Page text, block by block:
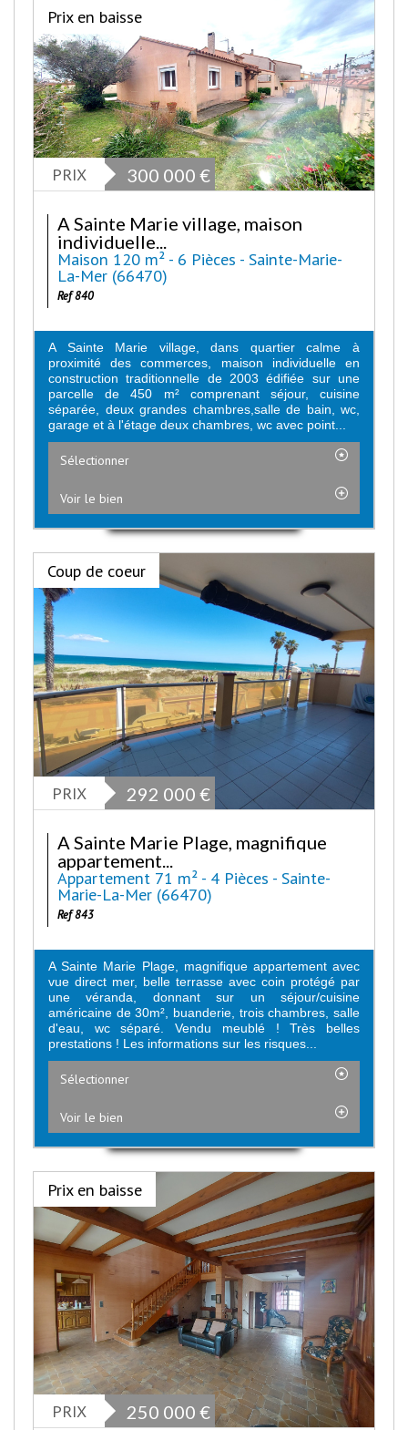
Prix en baisse
PRIX 300 000 €
A Sainte Marie village, maison
individuelle...
Maison 120 m² - 6 Pièces - Sainte-Marie-
La-Mer (66470)
Ref 840
A Sainte Marie village, dans quartier calme à
proximité des commerces, maison individuelle en
construction traditionnelle de 2003 édifiée sur une
parcelle de 450 m² comprenant séjour, cuisine
séparée, deux grandes chambres,salle de bain, wc,
garage et à l'étage deux chambres, wc avec point...
Sélectionner
Voir le bien
Coup de coeur
PRIX 292 000 €
A Sainte Marie Plage, magnifique
appartement...
Appartement 71 m² - 4 Pièces - Sainte-
Marie-La-Mer (66470)
Ref 843
A Sainte Marie Plage, magnifique appartement avec
vue direct mer, belle terrasse avec coin protégé par
une véranda, donnant sur un séjour/cuisine
américaine de 30m², buanderie, trois chambres, salle
d'eau, wc séparé. Vendu meublé ! Très belles
prestations ! Les informations sur les risques...
Sélectionner
Voir le bien
Prix en baisse
PRIX 250 000 €